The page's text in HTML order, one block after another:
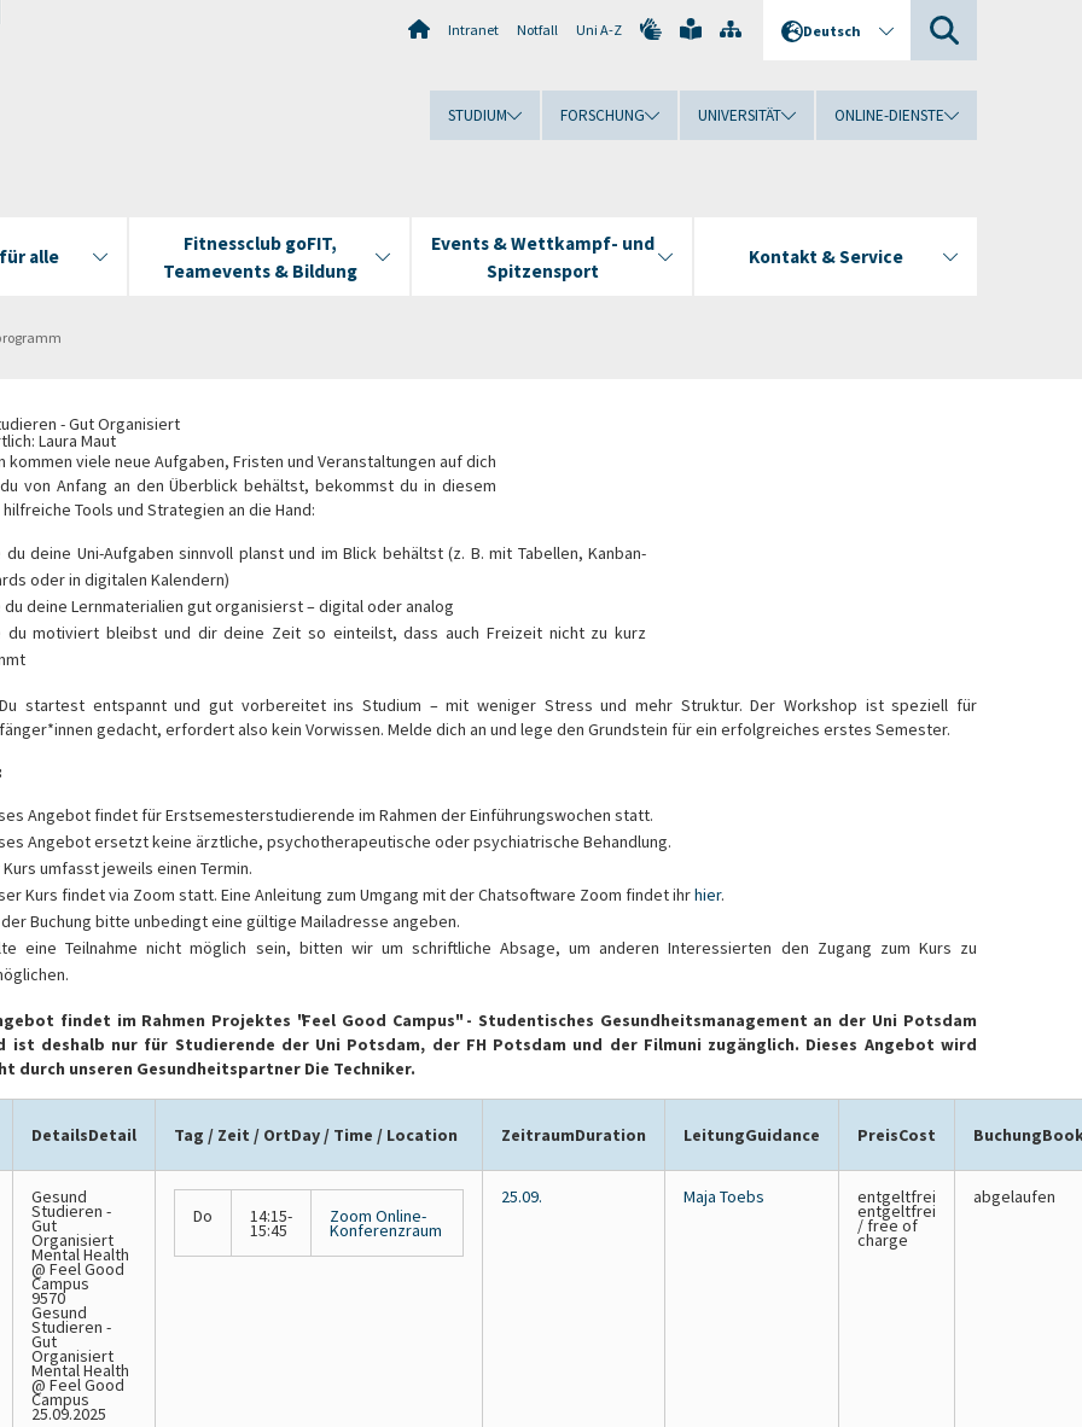
Intranet Notfall Uni A-Z Deutsch
STUDIUM FORSCHUNG UNIVERSITÄT ONLINE-DIENSTE
alle
Fitnessclub goFIT,
Teamevents & Bildung
Events & Wettkampf- und
Spitzensport
Kontakt & Service
- Gut Organisiert
Laura Maut
kommen viele neue Aufgaben, Fristen und Veranstaltungen auf dich
von Anfang an den Überblick behältst, bekommst du in diesem
Tools und Strategien an die Hand:
du deine Uni-Aufgaben sinnvoll planst und im Blick behältst (z. B. mit Tabellen, Kanban-
oder in digitalen Kalendern)
du deine Lernmaterialien gut organisierst – digital oder analog
du motiviert bleibst und dir deine Zeit so einteilst, dass auch Freizeit nicht zu kurz
startest entspannt und gut vorbereitet ins Studium – mit weniger Stress und mehr Struktur. Der Workshop ist speziell für
gedacht, erfordert also kein Vorwissen. Melde dich an und lege den Grundstein für ein erfolgreiches erstes Semester.
Angebot findet für Erstsemesterstudierende im Rahmen der Einführungswochen statt.
Angebot ersetzt keine ärztliche, psychotherapeutische oder psychiatrische Behandlung.
Kurs umfasst jeweils einen Termin.
Kurs findet via Zoom statt. Eine Anleitung zum Umgang mit der Chatsoftware Zoom findet ihrhier.
Buchung bitte unbedingt eine gültige Mailadresse angeben.
eine Teilnahme nicht möglich sein, bitten wir um schriftliche Absage, um anderen Interessierten den Zugang zum Kurs zu
findet im Rahmen Projektes "Feel Good Campus" - Studentisches Gesundheitsmanagement an der Uni Potsdam
ist deshalb nur für Studierende der Uni Potsdam, der FH Potsdam und der Filmuni zugänglich. Dieses Angebot wird
durch unseren Gesundheitspartner Die Techniker.
DetailsDetail Tag / Zeit / OrtDay / Time / Location ZeitraumDuration LeitungGuidance PreisCost Buchung
Gesund
Studieren -
Gut
Organisiert
Mental Health
@ Feel Good
Campus
9570
Gesund
Studieren -
Gut
Organisiert
Mental Health
@ Feel Good
Campus
25.09.2025
Do 14:15-
15:45
Zoom Online-
Konferenzraum
25.09. Maja Toebs entgeltfrei
entgeltfrei
/ free of
charge
abgelaufen